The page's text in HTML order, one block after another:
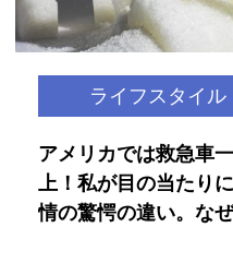
ライフスタイル
アメリカでは救急車
上！私が目の当たり
情の驚愕の違い。な